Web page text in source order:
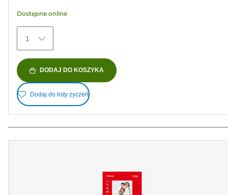
435
Recenzji
Dostępne online
1
DODAJ DO KOSZYKA
Dodaj do listy życzeń